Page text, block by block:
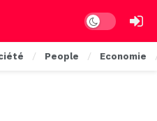
Dark mode
People Economie